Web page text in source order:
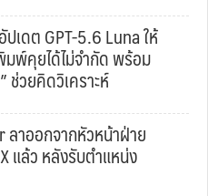
ปเดต GPT-5.6 Luna ให้
พ์คุยได้ไม่จำกัด พร้อม
ช่วยคิดวิเคราะห์
ลาออกจากหัวหน้าฝ่าย
แล้ว หลังรับตำแหน่ง